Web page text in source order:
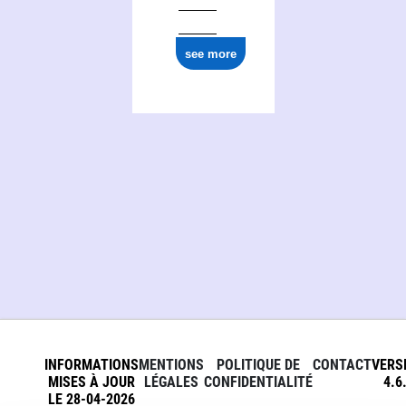
see more
INFORMATIONS
MISES À JOUR
LE 28-04-2026
MENTIONS
LÉGALES
POLITIQUE DE
CONFIDENTIALITÉ
CONTACT